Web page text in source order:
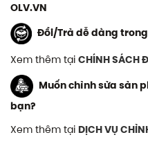
OLV.VN
Đổi/Trả dễ dàng
Xem thêm tại CHÍNH SÁCH
Muốn chỉnh sửa sản
bạn?
Xem thêm tại DỊCH VỤ